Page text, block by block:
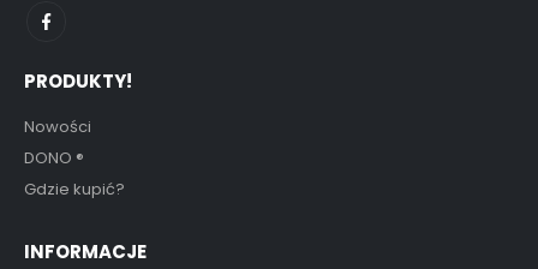
PRODUKTY!
Nowości
DONO ®
Gdzie kupić?
INFORMACJE